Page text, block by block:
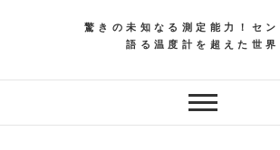
驚きの未知なる測定能力！セン
語る温度計を超えた世界